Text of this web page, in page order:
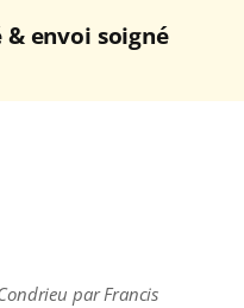
& envoi soigné
par Francis